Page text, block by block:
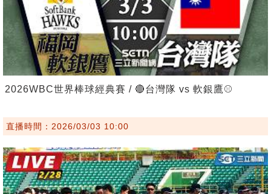
2026WBC世界棒球經典賽 / 🔴台灣隊 vs 軟銀鷹⚾️
直播時間：2026/03/03 10:00